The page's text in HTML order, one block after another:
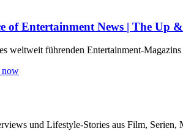
of Entertainment News | The Up
weltweit führenden Entertainment-
now
und Lifestyle-Stories aus Film,